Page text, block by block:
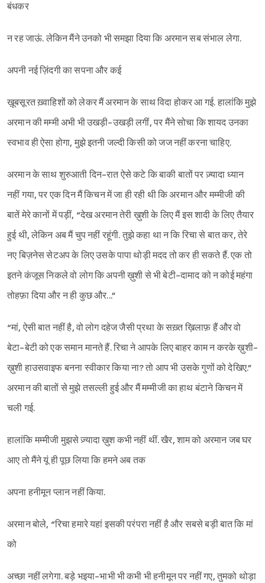
बंधकर
न रह जाऊं. लेकिन मैंने उनको भी समझा दिया कि अरमान सब संभाल लेगा.
अपनी नई ज़िंदगी का सपना और कई
ख़ूबसूरत ख़्वाहिशों को लेकर मैं अरमान के साथ विदा होकर आ गई. हालांकि मुझे
अरमान की मम्मी अभी भी उखड़ी-उखड़ी लगीं, पर मैंने सोचा कि शायद उनका
स्वभाव ही ऐसा होगा, मुझे इतनी जल्दी किसी को जज नहीं करना चाहिए.
अरमान के साथ शुरुआती दिन-रात ऐसे कटे कि बाकी बातों पर ज़्यादा ध्यान
नहीं गया, पर एक दिन मैं किचन में जा ही रही थी कि अरमान और मम्मीजी की
बातें मेरे कानों में पड़ीं, “देख अरमान तेरी ख़ुशी के लिए मैं इस शादी के लिए तैयार
हुई थी, लेकिन अब मैं चुप नहीं रहूंगी. तुझे कहा था न कि रिचा से बात कर, तेरे
नए बिज़नेस सेटअप के लिए उसके पापा थोड़ी मदद तो कर ही सकते हैं. एक तो
इतने कंजूस निकले वो लोग कि अपनी ख़ुशी से भी बेटी-दामाद को न कोई महंगा
तोहफ़ा दिया और न ही कुछ और...”
“मां, ऐसी बात नहीं है, वो लोग दहेज जैसी प्रथा के सख़्त ख़िलाफ़ हैं और वो
बेटा-बेटी को एक समान मानते हैं. रिचा ने आपके लिए बाहर काम न करके ख़ुशी-
ख़ुशी हाउसवाइफ बनना स्वीकार किया ना? तो आप भी उसके गुणों को देखिए.”
अरमान की बातों से मुझे तसल्ली हुई और मैं मम्मीजी का हाथ बंटाने किचन में
चली गई.
हालांकि मम्मीजी मुझसे ज़्यादा ख़ुश कभी नहीं थीं. खैर, शाम को अरमान जब घर
आए तो मैंने यूं ही पूछ लिया कि हमने अब तक
अपना हनीमून प्लान नहीं किया.
अरमान बोले, “रिचा हमारे यहां इसकी परंपरा नहीं है और सबसे बड़ी बात कि मां
को
अच्छा नहीं लगेगा. बड़े भइया-भाभी भी कभी भी हनीमून पर नहीं गए, तुमको थोड़ा